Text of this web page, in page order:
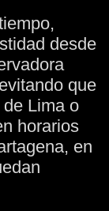
desde
que
Lima o
horarios
en